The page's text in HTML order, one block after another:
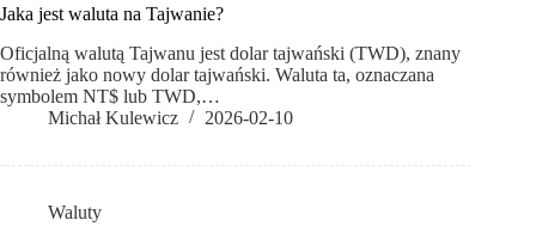
Jaka jest waluta na Tajwanie?
Oficjalną walutą Tajwanu jest dolar tajwański (TWD), znany
również jako nowy dolar tajwański. Waluta ta, oznaczana
symbolem NT$ lub TWD,…
Michał Kulewicz
2026-02-10
Waluty